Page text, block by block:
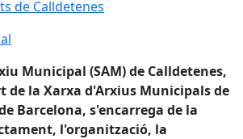
de Calldetenes
de Calldetenes
Municipal (SAM) de Calldetenes,
de la Xarxa d'Arxius Municipals de
Barcelona, s'encarrega de la
l'organització, la